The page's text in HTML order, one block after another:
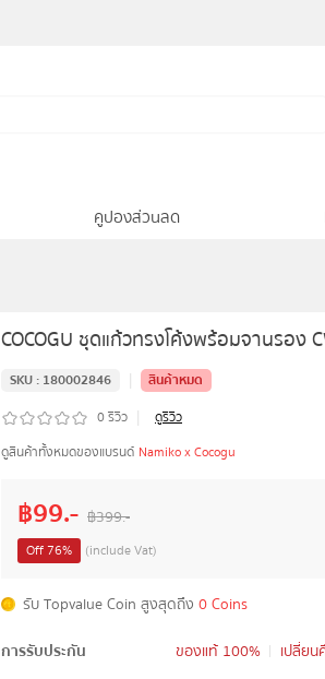
คูปองส่วนลด
COCOGU ชุดแก้วทรงโค้งพร้อมจานรอง
SKU : 180002846 |
สินค้าหมด
0 รีวิว |
ดูรีวิว
ดูสินค้าทั้งหมดของแบรนด์ Namiko x Cocogu
฿99.- ฿399.-
Off76% (include Vat)
รับ Topvalue Coin สูงสุดถึง 0 Coins
การรับประกัน
ของแท้ 100% เปลี่ย